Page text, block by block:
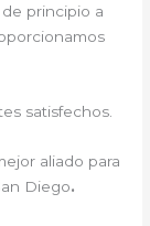
principio a
satisfechos.
aliado para
Diego.